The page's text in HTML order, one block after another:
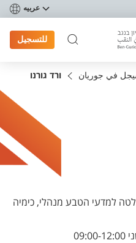
عربيه
للتسجيل
في جوريان ורד גורנו
למדעי הטבע מנהלי, כימיה
12:00